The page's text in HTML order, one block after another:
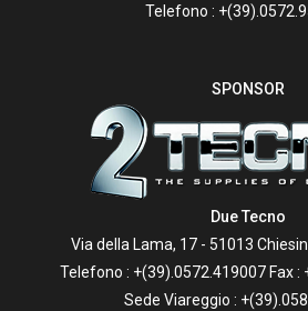
Telefono :
SPONSOR
Due Tecno
Via della Lama, 17 - 51013
Telefono : +(39).0572.419007 Fax :
Sede Viareggio :